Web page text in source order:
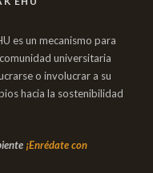
es un mecanismo para
universitaria
o involucrar a su
hacia la sostenibilidad
¡Enrédate con